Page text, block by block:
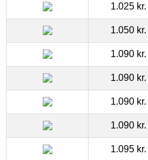
1.025 kr.
1.050 kr.
1.090 kr.
1.090 kr.
1.090 kr.
1.090 kr.
1.095 kr.